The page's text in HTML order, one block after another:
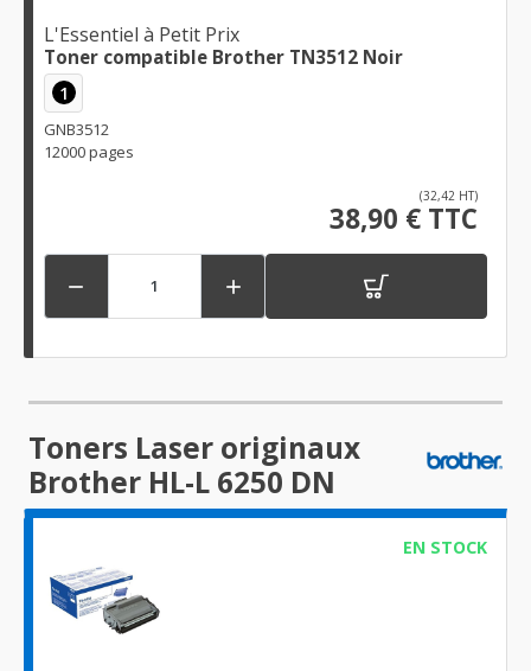
L'Essentiel à Petit Prix
Toner compatible Brother TN3512 Noir
1
GNB3512
12000 pages
(32,42 HT)
38,90 € TTC
 
Toners Laser originaux
Brother HL-L 6250 DN
EN STOCK